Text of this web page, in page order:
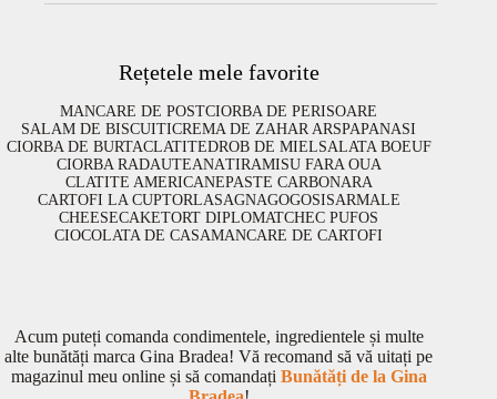
Rețetele mele favorite
MANCARE DE POSTCIORBA DE PERISOARE
SALAM DE BISCUITICREMA DE ZAHAR ARSPAPANASI
CIORBA DE BURTACLATITEDROB DE MIELSALATA BOEUF
CIORBA RADAUTEANATIRAMISU FARA OUA
CLATITE AMERICANEPASTE CARBONARA
CARTOFI LA CUPTORLASAGNAGOGOSISARMALE
CHEESECAKETORT DIPLOMATCHEC PUFOS
CIOCOLATA DE CASAMANCARE DE CARTOFI
Acum puteți comanda condimentele, ingredientele și multe
alte bunătăți marca Gina Bradea! Vă recomand să vă uitați pe
magazinul meu online și să comandați Bunătăți de la Gina